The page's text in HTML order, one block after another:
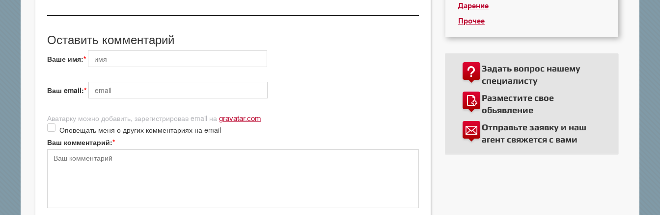
Оставить комментарий
Ваше имя:
Ваш email:
Аватарку можно добавить, зарегистрировав email на gravatar.com
Оповещать меня о других комментариях на email
Ваш комментарий:
Дарение
Прочее
Задать вопрос нашему
специалисту
Разместите свое
обьявление
Отправьте заявку и наш
агент свяжется с вами